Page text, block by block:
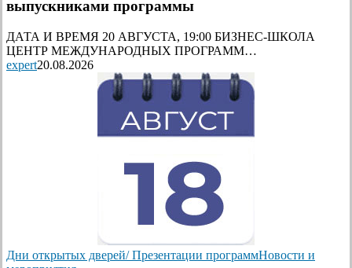
выпускниками программы
ДАТА И ВРЕМЯ 20 АВГУСТА, 19:00 БИЗНЕС-ШКОЛА
ЦЕНТР МЕЖДУНАРОДНЫХ ПРОГРАММ…
expert20.08.2026
Дни открытых дверей/ Презентации программНовости и